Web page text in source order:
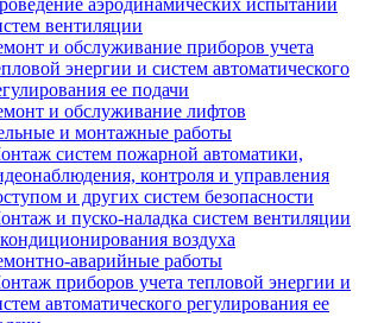
аэродинамических испытаний
вентиляции
и обслуживание приборов учета
энергии и систем автоматического
ее подачи
и обслуживание лифтов
и монтажные работы
систем пожарной автоматики,
контроля и управления
и других систем безопасности
и пуско-наладка систем вентиляции
воздуха
аварийные работы
приборов учета тепловой энергии и
автоматического регулирования ее